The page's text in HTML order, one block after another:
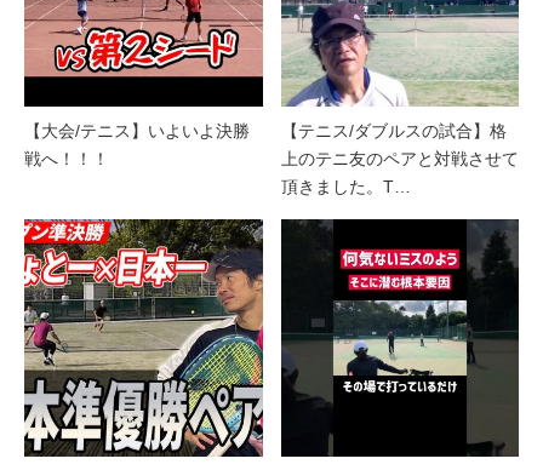
【大会/テニス】いよいよ決勝
戦へ！！！
【テニス/ダブルスの試合】格
上のテニ友のペアと対戦させて
頂きました。T…